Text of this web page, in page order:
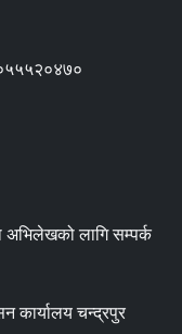
लागि सम्पर्क
चन्द्रपुर